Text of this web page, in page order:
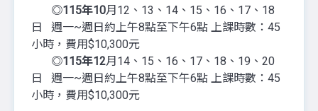
◎115年10月12、13、14、15、16、17、18
日 週一~週日約上午8點至下午6點 上課時數：45
小時，費用$10,300元
◎115年12月14、15、16、17、18、19、20
日 週一~週日約上午8點至下午6點 上課時數：45
小時，費用$10,300元